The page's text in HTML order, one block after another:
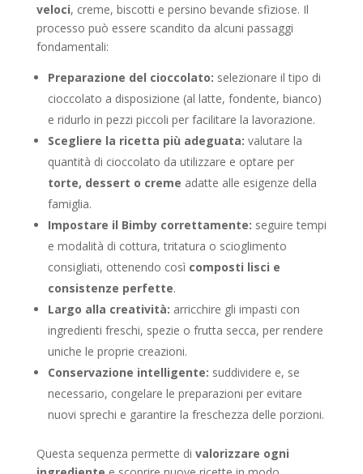
veloci, creme, biscotti e persino bevande sfiziose. Il
processo può essere scandito da alcuni passaggi
fondamentali:
Preparazione del cioccolato: selezionare il tipo di
cioccolato a disposizione (al latte, fondente, bianco)
e ridurlo in pezzi piccoli per facilitare la lavorazione.
Scegliere la ricetta più adeguata: valutare la
quantità di cioccolato da utilizzare e optare per
torte, dessert o creme adatte alle esigenze della
famiglia.
Impostare il Bimby correttamente: seguire tempi
e modalità di cottura, tritatura o scioglimento
consigliati, ottenendo così composti lisci e
consistenze perfette.
Largo alla creatività: arricchire gli impasti con
ingredienti freschi, spezie o frutta secca, per rendere
uniche le proprie creazioni.
Conservazione intelligente: suddividere e, se
necessario, congelare le preparazioni per evitare
nuovi sprechi e garantire la freschezza delle porzioni.
Questa sequenza permette di valorizzare ogni